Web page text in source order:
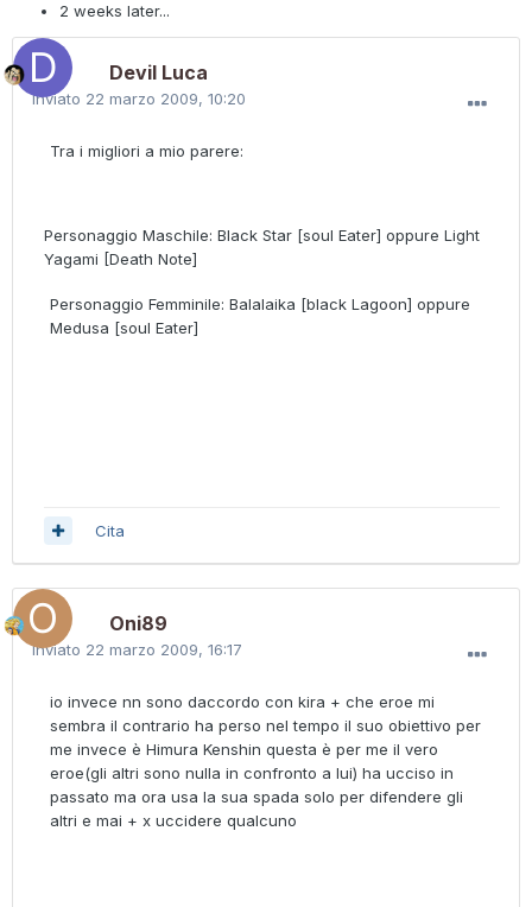
2 weeks later...
Devil Luca
Inviato 22 marzo 2009, 10:20
Tra i migliori a mio parere:
Personaggio Maschile: Black Star [soul Eater] oppure Light
Yagami [Death Note]
Personaggio Femminile: Balalaika [black Lagoon] oppure
Medusa [soul Eater]
Cita
Oni89
Inviato 22 marzo 2009, 16:17
io invece nn sono daccordo con kira + che eroe mi
sembra il contrario ha perso nel tempo il suo obiettivo per
me invece è Himura Kenshin questa è per me il vero
eroe(gli altri sono nulla in confronto a lui) ha ucciso in
passato ma ora usa la sua spada solo per difendere gli
altri e mai + x uccidere qualcuno